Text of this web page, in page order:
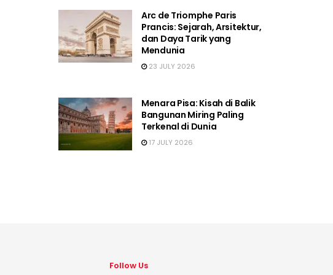
Arc de Triomphe Paris
Prancis: Sejarah, Arsitektur,
dan Daya Tarik yang
Mendunia
23 JULY 2026
Menara Pisa: Kisah di Balik
Bangunan Miring Paling
Terkenal di Dunia
17 JULY 2026
Follow Us